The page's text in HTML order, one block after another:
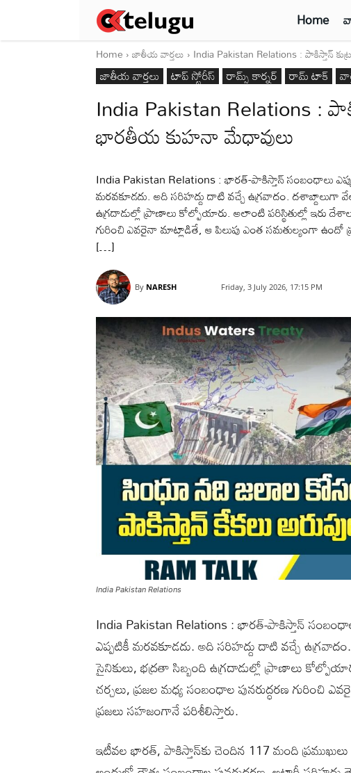
Home
Home జాతీయ వార్తలు India Pakistan Relations :
జాతీయ వార్తలు టాప్ స్టోరీస్ రామ్స్ కార్నర్ రామ్ టాక్
India Pakistan Relations :
భారతీయ కుహనా మేధావులు
India Pakistan Relations : భారత్-పాకిస్తాన్ సంబంధాలు
మరవకూడదు. అది సరిహద్దు దాటి వచ్చే ఉగ్రవాదం.
ఉగ్రదాడుల్లో ప్రాణాలు కోల్పోయారు. అలాంటి పరిస్థితుల్లో ఇరు
గురించి ఎవరైనా మాట్లాడితే, ఆ పిలుపు ఎంత సమతుల్యంగా ఉందో
[…]
By NARESH Friday, 3 July 2026, 17:15 PM
India Pakistan Relations
India Pakistan Relations : భారత్-పాకిస్తాన్
ఎప్పటికీ మరవకూడదు. అది సరిహద్దు దాటి వచ్చే
సైనికులు, భద్రతా సిబ్బంది ఉగ్రదాడుల్లో ప్రాణాలు
చర్చలు, ప్రజల మధ్య సంబంధాల పునరుద్ధరణ
ప్రజలు సహజంగానే పరిశీలిస్తారు.
ఇటీవల భారత్, పాకిస్తాన్‌కు చెందిన 117 మంది